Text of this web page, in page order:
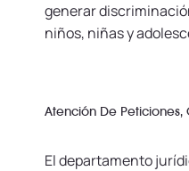
generar
niños, niñas y
Atención De Peticiones,
El departamento